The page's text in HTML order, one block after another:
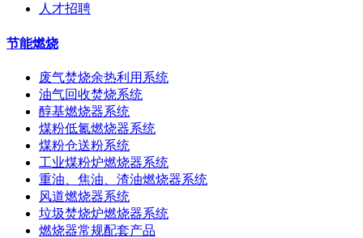
人才招聘
节能燃烧
废气焚烧余热利用系统
油气回收焚烧系统
醇基燃烧器系统
煤粉低氮燃烧器系统
煤粉仓送粉系统
工业煤粉炉燃烧器系统
重油、焦油、渣油燃烧器系统
风道燃烧器系统
垃圾焚烧炉燃烧器系统
燃烧器常规配套产品